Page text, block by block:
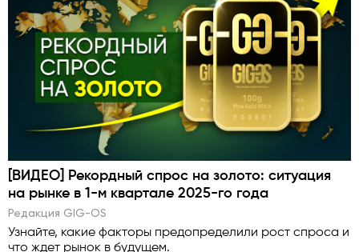
[ВИДЕО] Рекордный спрос на золото: ситуация
на рынке в 1-м квартале 2025-го года
Редакция GlG-OS
Узнайте, какие факторы предопределили рост спроса и
что ждет рынок в будущем.